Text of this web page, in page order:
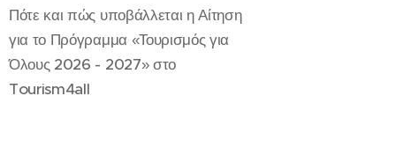
Πότε και πώς υποβάλλεται η Αίτηση
για το Πρόγραμμα «Τουρισμός για
Όλους 2026 - 2027» στο
Tourism4all